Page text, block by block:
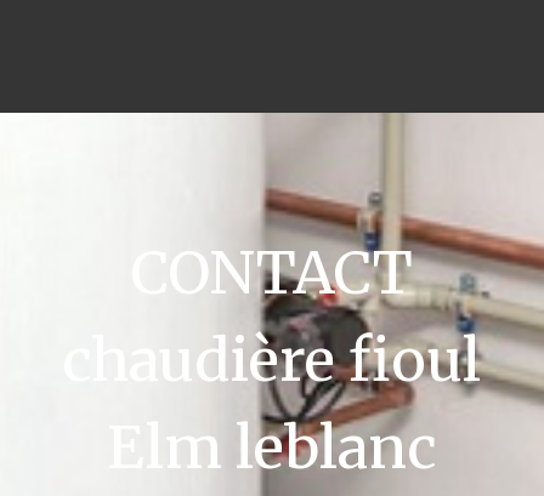
CONTACT
chaudière fioul
Elm leblanc